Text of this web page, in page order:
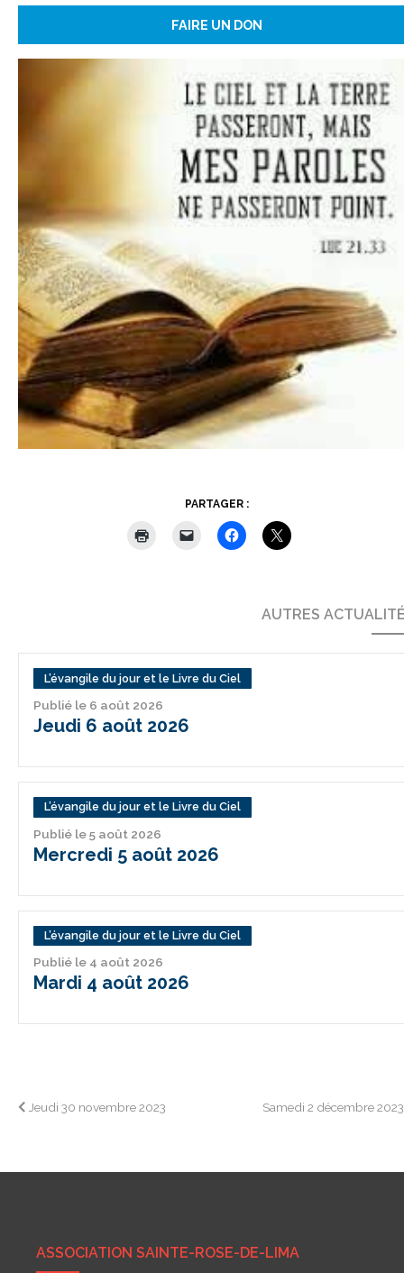
FAIRE UN DON
PARTAGER :
AUTRES
L’évangile du jour et le Livre du Ciel
Publié le 6 août 2026
Jeudi 6 août 2026
L’évangile du jour et le Livre du Ciel
Publié le 5 août 2026
Mercredi 5 août 2026
L’évangile du jour et le Livre du Ciel
Publié le 4 août 2026
Mardi 4 août 2026
Navigation
Jeudi 30 novembre 2023 Samedi 2 décembre
ASSOCIATION SAINTE-ROSE-DE-LIMA